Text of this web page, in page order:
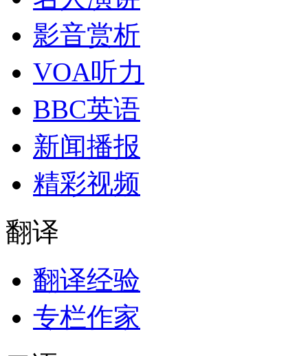
影音赏析
VOA听力
BBC英语
新闻播报
精彩视频
翻译
翻译经验
专栏作家